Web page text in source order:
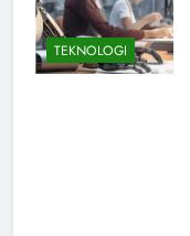
TEKNOLOGI